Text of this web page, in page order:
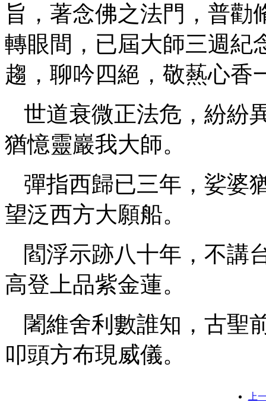
旨，著念佛之法門，普勸
轉眼間，已屆大師三週紀
趨，聊吟四絕，敬爇心香
世道衰微正法危，紛紛
猶憶靈巖我大師。
彈指西歸已三年，娑婆
望泛西方大願船。
閻浮示跡八十年，不講
高登上品紫金蓮。
闍維舍利數誰知，古聖
叩頭方布現威儀。
上